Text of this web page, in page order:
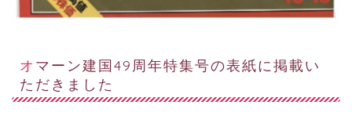
オマーン建国49周年特集号の表紙に掲載い
ただきました